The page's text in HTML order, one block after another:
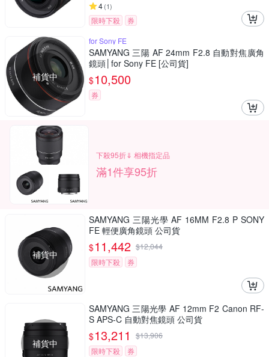
4(1)
限時下殺 券
補貨中
for Sony FE
SAMYANG 三陽 AF 24mm F2.8 自動對焦廣角
鏡頭│for Sony FE [公司貨]
$10,500
券
下殺95折⇓ 相機指定品
滿1件享95折
補貨中
SAMYANG 三陽光學 AF 16MM F2.8 P SONY
FE 輕便廣角鏡頭 公司貨
$11,442 $12,044
限時下殺
券
補貨中
SAMYANG 三陽光學 AF 12mm F2 Canon RF-
S APS-C 自動對焦鏡頭 公司貨
$13,211 $13,906
限時下殺
券